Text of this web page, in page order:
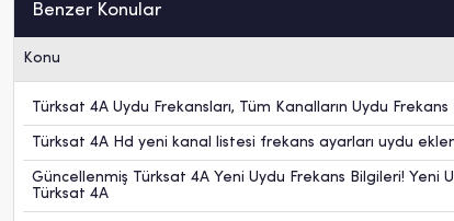
Benzer Konular
Konu
Türksat 4A Uydu Frekansları, Tüm Kanalların Uydu Frekans
Türksat 4A Hd yeni kanal listesi frekans ayarları uydu
Güncellenmiş Türksat 4A Yeni Uydu Frekans Bilgileri! Yeni
Türksat 4A